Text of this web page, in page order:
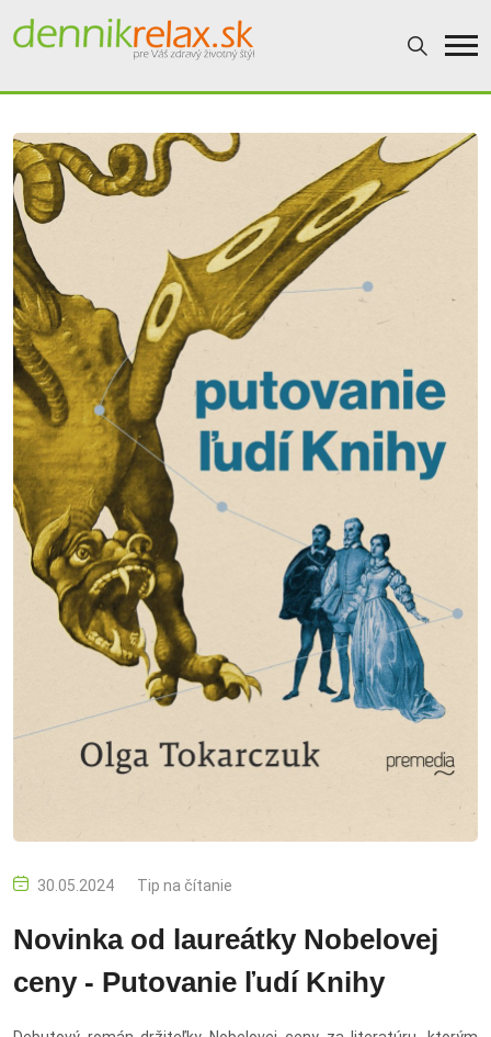
30.05.2024 Tip na čítanie
Novinka od laureátky Nobelovej
ceny - Putovanie ľudí Knihy